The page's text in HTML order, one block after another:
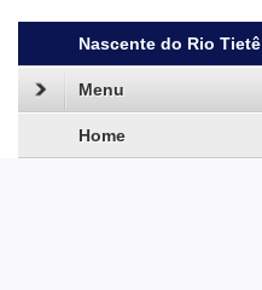
Nascente do Rio Tietê
Menu
Home